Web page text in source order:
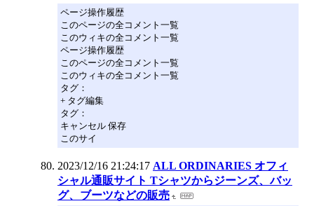
ページ操作履歴
このページの全コメント一覧
このウィキの全コメント一覧
ページ操作履歴
このページの全コメント一覧
このウィキの全コメント一覧
タグ：
+ タグ編集
タグ：
キャンセル 保存
このサイ
2023/12/16 21:24:17 ALL ORDINARIES オフィ
シャル通販サイト Tシャツからジーンズ、バッ
グ、ブーツなどの販売